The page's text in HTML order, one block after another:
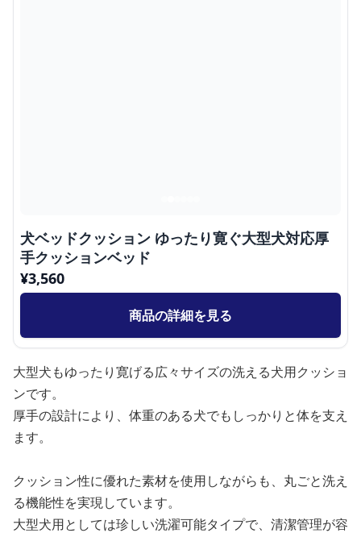
犬ベッドクッション ゆったり寛ぐ大型犬対応厚
手クッションベッド
¥3,560
商品の詳細を見る
大型犬もゆったり寛げる広々サイズの洗える犬用クッショ
ンです。
厚手の設計により、体重のある犬でもしっかりと体を支え
ます。
クッション性に優れた素材を使用しながらも、丸ごと洗え
る機能性を実現しています。
大型犬用としては珍しい洗濯可能タイプで、清潔管理が容